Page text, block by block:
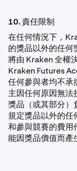
10. 責任限制
在任何情況下，
的獎品以外的任
將由 Kraken 全權
Kraken Futures
任何參與者均不承
主因任何原因無
獎品（或其部分）
規定獎品以外的任
和參與競賽的費用
能因獎品價值而產